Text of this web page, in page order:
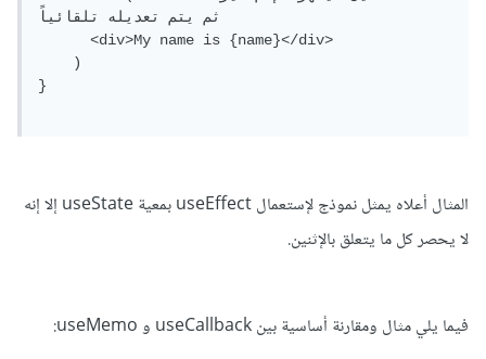
ثم يتم تعديله تلقائياً
<div>My name is {name}</div>
)
}
المثال أعلاه يمثل نموذج لإستعمال useEffect بمعية useState إلا إنه
لا يحصر كل ما يتعلق بالإثنين.
فيما يلي مثال ومقارنة أساسية بين useCallback و useMemo: